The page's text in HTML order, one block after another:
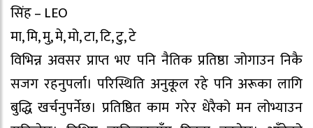
सिंह – LEO
मा, मि, मु, मे, मो, टा, टि, टु, टे
विभिन्न अवसर प्राप्त भए पनि नैतिक प्रतिष्ठा जोगाउन निकै
सजग रहनुपर्ला। परिस्थिति अनुकूल रहे पनि अरूका लागि
बुद्धि खर्चनुपर्नेछ। प्रतिष्ठित काम गरेर धेरैको मन लोभ्याउन